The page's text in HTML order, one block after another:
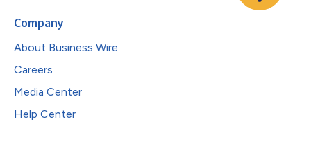
Company
About Business Wire
Careers
Media Center
Help Center